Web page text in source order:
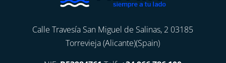
Calle Travesía San Miguel de Salinas, 2 03185
Torrevieja (Alicante)(Spain)